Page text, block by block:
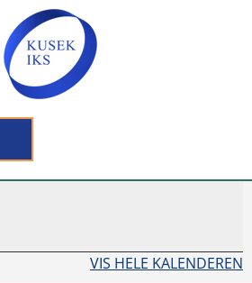
VIS HELE KALENDEREN